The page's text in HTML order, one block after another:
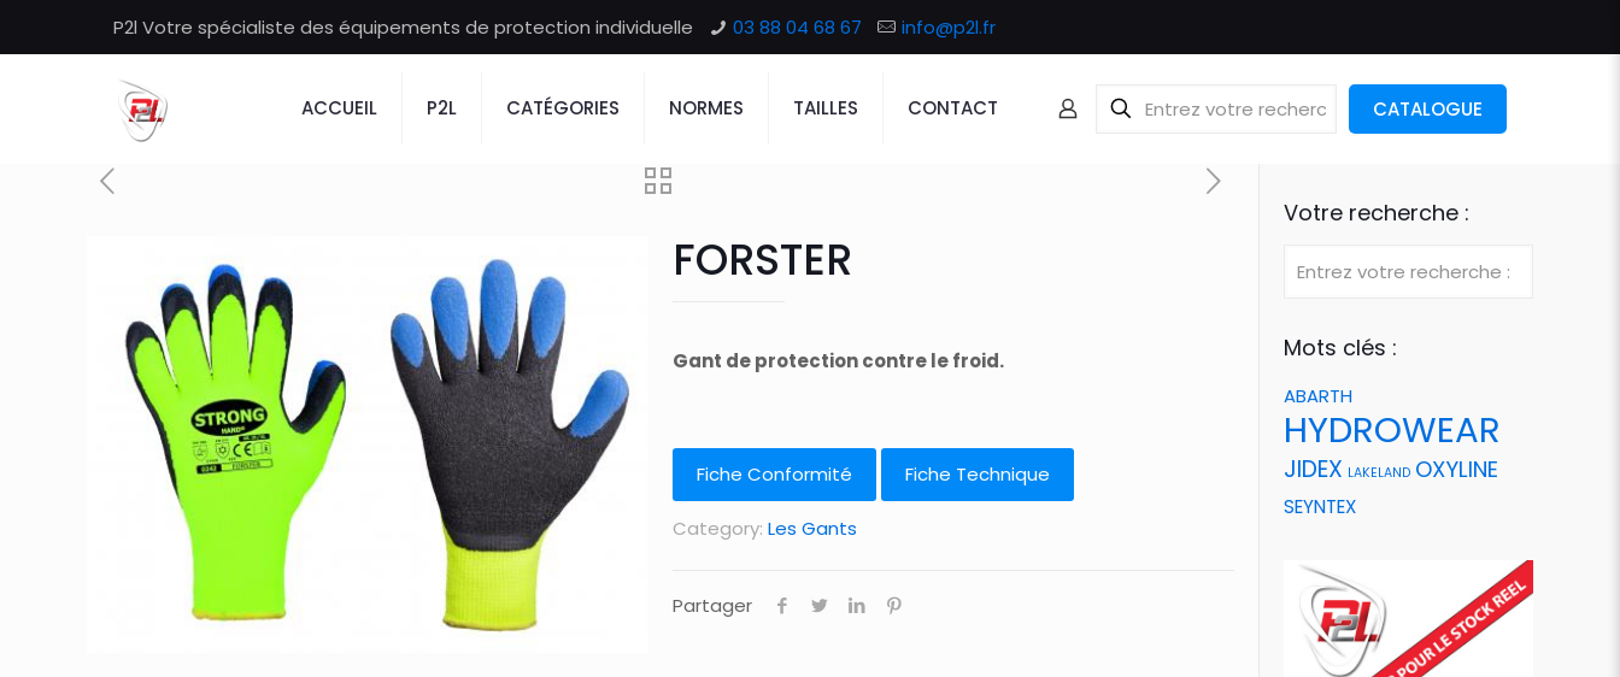
P2l Votre spécialiste des équipements de protection individuelle 03 88 04 68 67 info@p2l.fr
ACCUEIL P2L CATÉGORIES NORMES TAILLES CONTACT CATALOGUE
FORSTER
Gant de protection contre le froid.
Fiche Conformité Fiche Technique
Category: Les Gants
Partager
Votre recherche :
Mots clés :
ABARTH
HYDROWEAR
JIDEX LAKELAND OXYLINE
SEYNTEX